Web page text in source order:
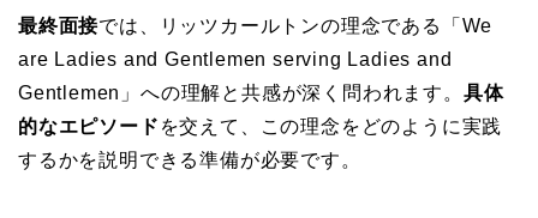
最終面接では、リッツカールトンの理念である「We
are Ladies and Gentlemen serving Ladies and
Gentlemen」への理解と共感が深く問われます。 具体
的なエピソード を交えて、この理念をどのように実践
するかを説明できる準備が必要です。